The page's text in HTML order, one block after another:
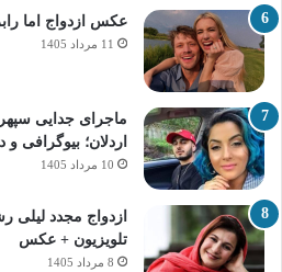
عکس ازدواج اما
11 مرداد 1405
ماجرای جدایی
اردلان؛ بیوگرافی و
10 مرداد 1405
ازدواج مجدد لیلی
تلویزیون + عکس
8 مرداد 1405